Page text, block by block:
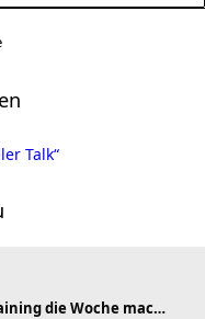
Talk“
Re: Sub 3:20h mit 3-4 mal Training die Woche machb